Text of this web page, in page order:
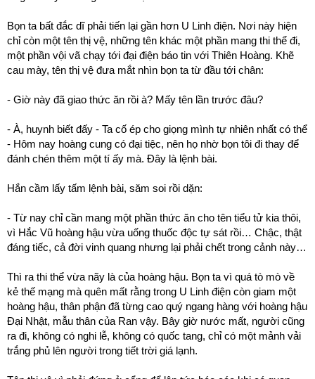
Bọn ta bất đắc dĩ phải tiến lại gần hơn U Linh điện. Nơi này hiện
chỉ còn một tên thị vệ, những tên khác một phần mang thi thể đi,
một phần vội vã chạy tới đại điện báo tin với Thiên Hoàng. Khẽ
cau mày, tên thị vệ đưa mắt nhìn bọn ta từ đầu tới chân:
- Giờ này đã giao thức ăn rồi à? Mấy tên lần trước đâu?
- À, huynh biết đấy - Ta cố ép cho giọng mình tự nhiên nhất có thể
- Hôm nay hoàng cung có đại tiệc, nên họ nhờ bọn tôi đi thay để
đánh chén thêm một tí ấy mà. Đây là lệnh bài.
Hắn cầm lấy tấm lệnh bài, săm soi rồi dặn:
- Từ nay chỉ cần mang một phần thức ăn cho tên tiểu tử kia thôi,
vì Hắc Vũ hoàng hậu vừa uống thuốc độc tự sát rồi… Chậc, thật
đáng tiếc, cả đời vinh quang nhưng lại phải chết trong cảnh này…
Thì ra thi thể vừa nãy là của hoàng hậu. Bọn ta vì quá tò mò về
kẻ thế mạng mà quên mất rằng trong U Linh điện còn giam một
hoàng hậu, thân phận đã từng cao quý ngang hàng với hoàng hậu
Đại Nhật, mẫu thân của Ran vậy. Bây giờ nước mất, người cũng
ra đi, không có nghi lễ, không có quốc tang, chỉ có một mảnh vải
trắng phủ lên người trong tiết trời giá lạnh.